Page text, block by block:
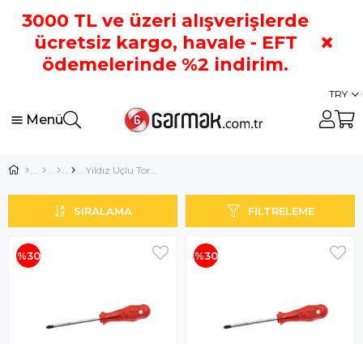
3000 TL ve üzeri alışverişlerde
ücretsiz kargo, havale - EFT
ödemelerinde %2 indirim.
×
Menü
TRY
Yıldız Uçlu Tornavidalar
FILTRELEME
SIRALAMA
%30 %30